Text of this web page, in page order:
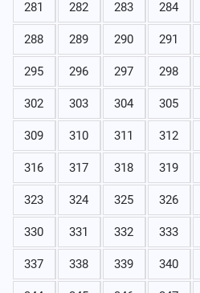
281 282 283 284
288 289 290 291
295 296 297 298
302 303 304 305
309 310 311 312
316 317 318 319
323 324 325 326
330 331 332 333
337 338 339 340